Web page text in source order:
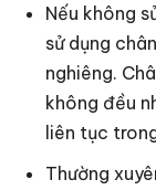
Nếu không
sử dụng
nghiêng.
không đều
liên tục
Thường